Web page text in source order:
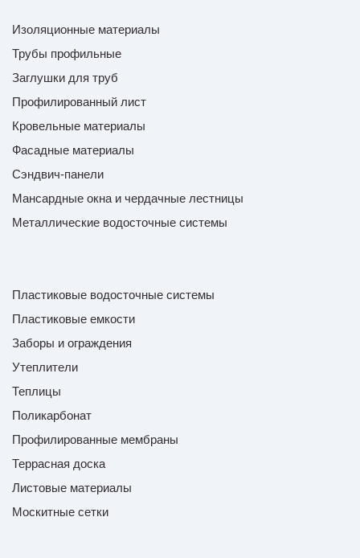
Изоляционные материалы
Трубы профильные
Заглушки для труб
Профилированный лист
Кровельные материалы
Фасадные материалы
Сэндвич-панели
Мансардные окна и чердачные лестницы
Металлические водосточные системы
Пластиковые водосточные системы
Пластиковые емкости
Заборы и ограждения
Утеплители
Теплицы
Поликарбонат
Профилированные мембраны
Террасная доска
Листовые материалы
Москитные сетки